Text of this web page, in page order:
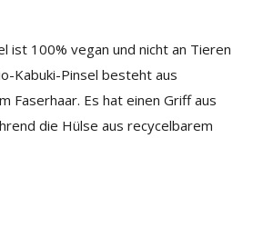
ist 100% vegan und nicht an Tieren
Kabuki-Pinsel besteht aus
Faserhaar. Es hat einen Griff aus
die Hülse aus recycelbarem